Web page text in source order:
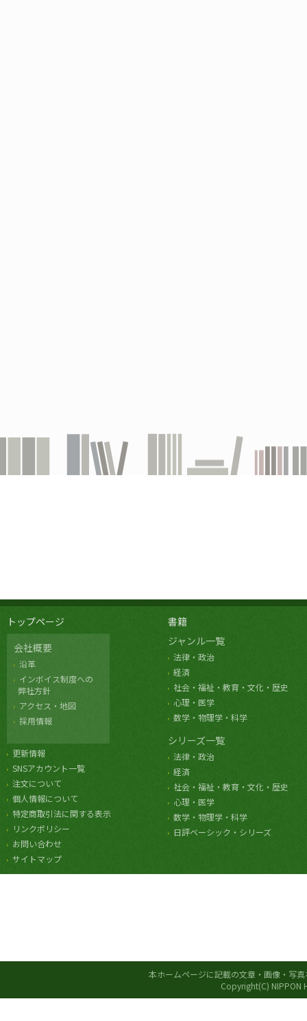
トップページ
会社概要
沿革
インボイス制度への
弊社方針
アクセス・地図
採用情報
更新情報
SNSアカウント一覧
注文について
個人情報について
特定商取引法に関する表示
リンクポリシー
お問い合わせ
サイトマップ
書籍
ジャンル一覧
法律・政治
経済
社会・福祉・教育・文化・歴史
心理・医学
数学・物理学・科学
シリーズ一覧
法律・政治
経済
社会・福祉・教育・文化・歴史
心理・医学
数学・物理学・科学
日評ベーシック・シリーズ
本ホームページに記載の文章・画像・写
Copyright(C) NIPPON